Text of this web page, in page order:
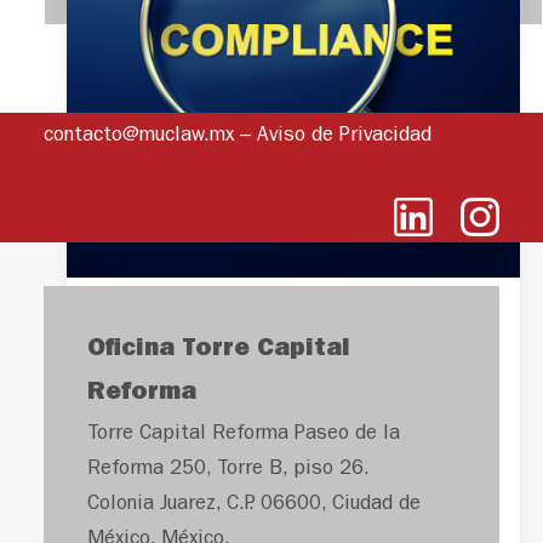
PREVENCIÓN DEL
RIESGO JURÍDICO
EN MATERIA
PENAL POR PARTE
DE LAS
contacto@muclaw.mx– Aviso de Privacidad
Oficina Torre Capital
Reforma
Torre Capital Reforma Paseo de la
Reforma 250, Torre B, piso 26.
Colonia Juarez, C.P. 06600, Ciudad de